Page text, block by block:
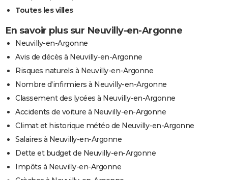
Toutes les villes
En savoir plus sur Neuvilly-en-Argonne
Neuvilly-en-Argonne
Avis de décès à Neuvilly-en-Argonne
Risques naturels à Neuvilly-en-Argonne
Nombre d'infirmiers à Neuvilly-en-Argonne
Classement des lycées à Neuvilly-en-Argonne
Accidents de voiture à Neuvilly-en-Argonne
Climat et historique météo de Neuvilly-en-Argonne
Salaires à Neuvilly-en-Argonne
Dette et budget de Neuvilly-en-Argonne
Impôts à Neuvilly-en-Argonne